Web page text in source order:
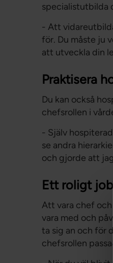
specialistutbilda
- Att
för. Du måste ju
att utveckla din
Praktisera
Du kan också
chefsrollen i
- Själv
se andra
och gjorde att
Ett roligt
Att vara chef och
vara med och
ta sig an och för
chefsrollen